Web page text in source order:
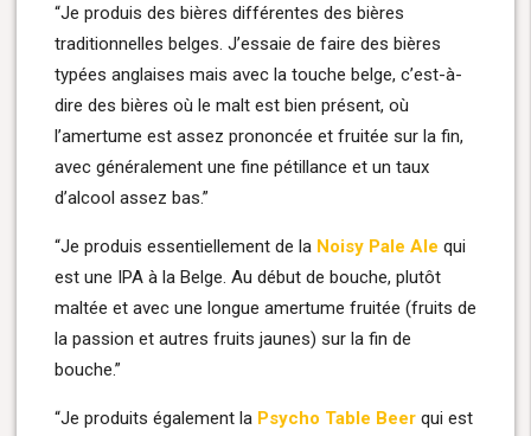
“Je produis des bières différentes des bières
traditionnelles belges. J’essaie de faire des bières
typées anglaises mais avec la touche belge, c’est-à-
dire des bières où le malt est bien présent, où
l’amertume est assez prononcée et fruitée sur la fin,
avec généralement une fine pétillance et un taux
d’alcool assez bas.”
“Je produis essentiellement de la Noisy Pale Ale qui
est une IPA à la Belge. Au début de bouche, plutôt
maltée et avec une longue amertume fruitée (fruits de
la passion et autres fruits jaunes) sur la fin de
bouche.”
“Je produits également la Psycho Table Beer qui est